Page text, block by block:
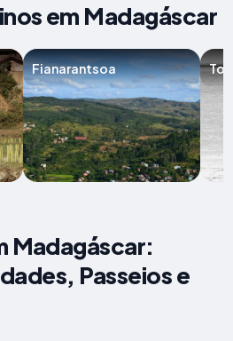
em Madagáscar
Fianarantsoa
Madagáscar:
Passeios e